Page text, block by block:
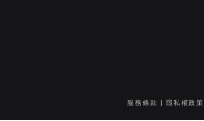
服務條款 |隱私權政策